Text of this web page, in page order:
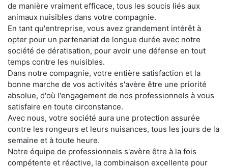
de manière vraiment efficace, tous les soucis liés aux
animaux nuisibles dans votre compagnie.
En tant qu'entreprise, vous avez grandement intérêt à
opter pour un partenariat de longue durée avec notre
société de dératisation, pour avoir une défense en tout
temps contre les nuisibles.
Dans notre compagnie, votre entière satisfaction et la
bonne marche de vos activités s'avère être une priorité
absolue, d'où l'engagement de nos professionnels à vous
satisfaire en toute circonstance.
Avec nous, votre société aura une protection assurée
contre les rongeurs et leurs nuisances, tous les jours de la
semaine et à toute heure.
Notre équipe de professionnels s'avère être à la fois
compétente et réactive, la combinaison excellente pour